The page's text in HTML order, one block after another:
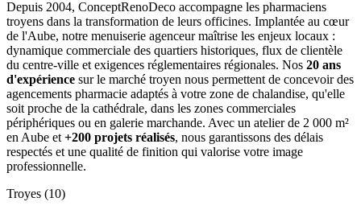
Depuis 2004, ConceptRenoDeco accompagne les pharmaciens
troyens dans la transformation de leurs officines. Implantée au cœur
de l'Aube, notre menuiserie agenceur maîtrise les enjeux locaux :
dynamique commerciale des quartiers historiques, flux de clientèle
du centre-ville et exigences réglementaires régionales. Nos 20 ans
d'expérience sur le marché troyen nous permettent de concevoir des
agencements pharmacie adaptés à votre zone de chalandise, qu'elle
soit proche de la cathédrale, dans les zones commerciales
périphériques ou en galerie marchande. Avec un atelier de 2 000 m²
en Aube et +200 projets réalisés, nous garantissons des délais
respectés et une qualité de finition qui valorise votre image
professionnelle.
Troyes (10)